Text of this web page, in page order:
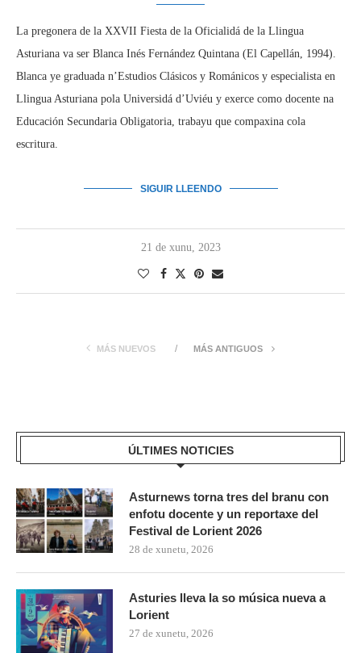
La pregonera de la XXVII Fiesta de la Oficialidá de la Llingua
Asturiana va ser Blanca Inés Fernández Quintana (El Capellán, 1994).
Blanca ye graduada n’Estudios Clásicos y Románicos y especialista en
Llingua Asturiana pola Universidá d’Uviéu y exerce como docente na
Educación Secundaria Obligatoria, trabayu que compaxina cola
escritura.
SIGUIR LLEENDO
21 de xunu, 2023
MÁS NUEVOS MÁS ANTIGUOS
ÚLTIMES NOTICIES
Asturnews torna tres del branu con
enfotu docente y un reportaxe del
Festival de Lorient 2026
28 de xunetu, 2026
Asturies lleva la so música nueva a
Lorient
27 de xunetu, 2026